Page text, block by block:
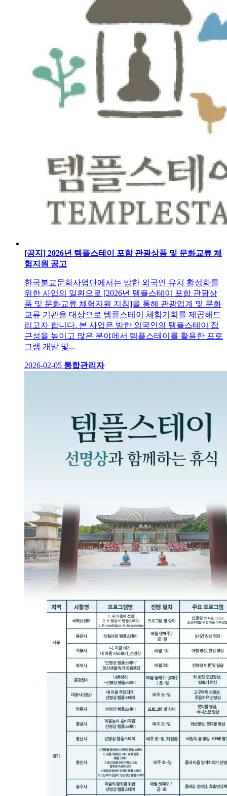
[공지] 2026년 템플스테이 포함 관광상품 및 문화교류 체
험지원 공고
한국불교문화사업단에서는 방한 외국인 유치 활성화를
위한 사업의 일환으로 [2026년 템플스테이 포함 관광상
품 및 문화교류 체험지원 지침]을 통해 관광업계 및 문화
교류 기관을 대상으로 템플스테이 체험기회를 제공해드
리고자 합니다. 본 사업은 방한 외국인의 템플스테이 접
근성을 높이고 많은 분야에서 템플스테이를 활용한 프로
그램 개발 및...
2026-02-05 통합관리자